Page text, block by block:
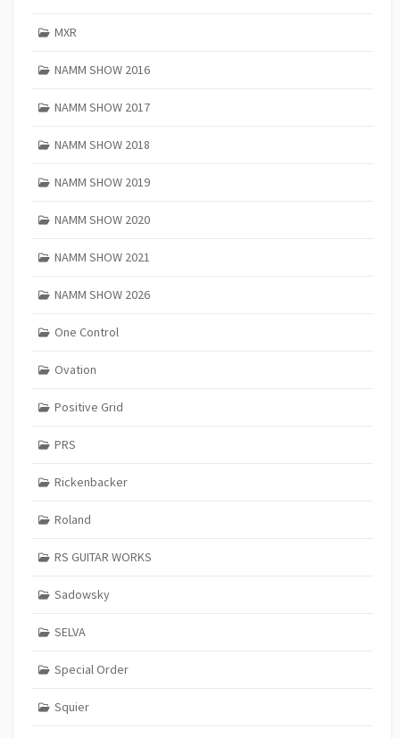
MXR
NAMM SHOW 2016
NAMM SHOW 2017
NAMM SHOW 2018
NAMM SHOW 2019
NAMM SHOW 2020
NAMM SHOW 2021
NAMM SHOW 2026
One Control
Ovation
Positive Grid
PRS
Rickenbacker
Roland
RS GUITAR WORKS
Sadowsky
SELVA
Special Order
Squier